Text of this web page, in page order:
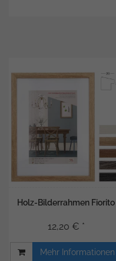
Holz-Bilderrahmen Fiorito
12,20 € *
Mehr Informationen